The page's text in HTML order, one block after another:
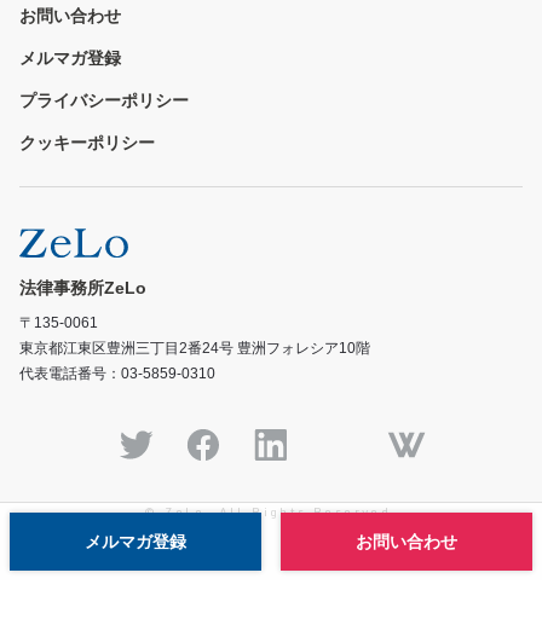
お問い合わせ
メルマガ登録
プライバシーポリシー
クッキーポリシー
法律事務所ZeLo
〒135-0061
東京都江東区豊洲三丁目2番24号 豊洲フォレシア10階
代表電話番号：03-5859-0310
© ZeLo, All Rights Reserved.
メルマガ登録
お問い合わせ